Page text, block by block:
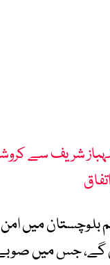
شریف سے
بلوچستان میں
جس میں صوبے